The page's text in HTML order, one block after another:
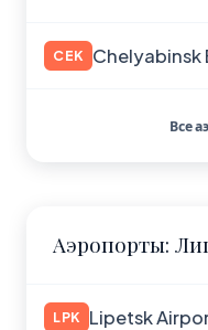
CEK Chelyabinsk
Все
Аэропорты:
LPK Lipetsk